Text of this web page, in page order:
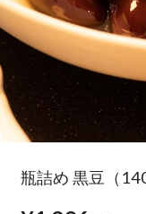
瓶詰め 黒豆（